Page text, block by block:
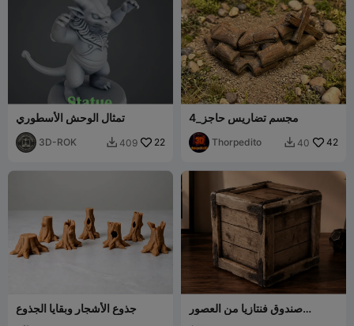
تمثال الوحش الأسطوري
3D-ROK  409 22
مجسم تضاريس حاجز_4
Thorpedito  40 42
جذوع الأشجار وبقايا الجذوع
صندوق فنتازيا من العصور